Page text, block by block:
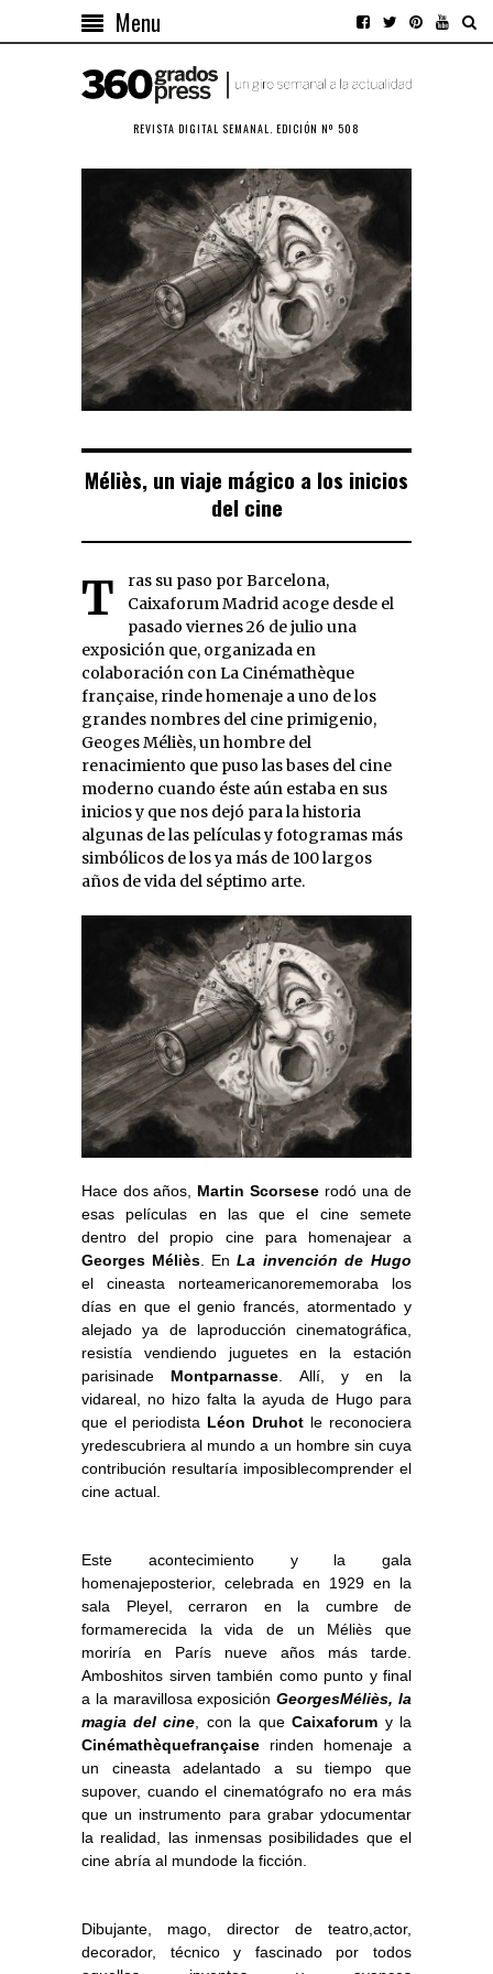
Menu
REVISTA DIGITAL SEMANAL. EDICIÓN Nº 508
Méliès, un viaje mágico a los inicios
del cine
Tras su paso por Barcelona,
Caixaforum Madrid acoge desde el
pasado viernes 26 de julio una
exposición que, organizada en
colaboración con La Cinémathèque
française, rinde homenaje a uno de los
grandes nombres del cine primigenio,
Geoges Méliès, un hombre del
renacimiento que puso las bases del cine
moderno cuando éste aún estaba en sus
inicios y que nos dejó para la historia
algunas de las películas y fotogramas más
simbólicos de los ya más de 100 largos
años de vida del séptimo arte.
Hace dos años, Martin Scorsese rodó una de
esas películas en las que el cine semete
dentro del propio cine para homenajear a
Georges Méliès . En La invención de Hugo
el cineasta norteamericanorememoraba los
días en que el genio francés, atormentado y
alejado ya de laproducción cinematográfica,
resistía vendiendo juguetes en la estación
parisinade Montparnasse . Allí, y en la
vidareal, no hizo falta la ayuda de Hugo para
que el periodista Léon Druhot le reconociera
yredescubriera al mundo a un hombre sin cuya
contribución resultaría imposiblecomprender el
cine actual.
Este acontecimiento y la gala
homenajeposterior, celebrada en 1929 en la
sala Pleyel, cerraron en la cumbre de
formamerecida la vida de un Méliès que
moriría en París nueve años más tarde.
Amboshitos sirven también como punto y final
a la maravillosa exposición GeorgesMéliès, la
magia del cine , con la que Caixaforum y la
Cinémathèquefrançaise rinden homenaje a
un cineasta adelantado a su tiempo que
supover, cuando el cinematógrafo no era más
que un instrumento para grabar ydocumentar
la realidad, las inmensas posibilidades que el
cine abría al mundode la ficción.
Dibujante, mago, director de teatro,actor,
decorador, técnico y fascinado por todos